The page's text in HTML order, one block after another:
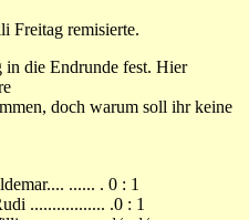
Freitag remisierte.
die Endrunde fest. Hier
doch warum soll ihr keine
...... . 0 : 1
................. .0 : 1